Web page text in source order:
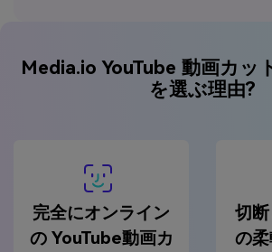
Media.io YouTube 動画カッ
を選ぶ理由?
完全にオンライン
の YouTube動画カ
切
の